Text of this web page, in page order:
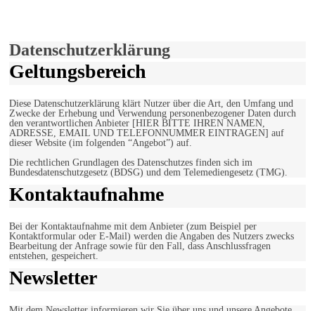
Datenschutzerklärung
Geltungsbereich
Diese Datenschutzerklärung klärt Nutzer über die Art, den Umfang und
Zwecke der Erhebung und Verwendung personenbezogener Daten durch
den verantwortlichen Anbieter [HIER BITTE IHREN NAMEN,
ADRESSE, EMAIL UND TELEFONNUMMER EINTRAGEN] auf
dieser Website (im folgenden “Angebot”) auf.
Die rechtlichen Grundlagen des Datenschutzes finden sich im
Bundesdatenschutzgesetz (BDSG) und dem Telemediengesetz (TMG).
Kontaktaufnahme
Bei der Kontaktaufnahme mit dem Anbieter (zum Beispiel per
Kontaktformular oder E-Mail) werden die Angaben des Nutzers zwecks
Bearbeitung der Anfrage sowie für den Fall, dass Anschlussfragen
entstehen, gespeichert.
Newsletter